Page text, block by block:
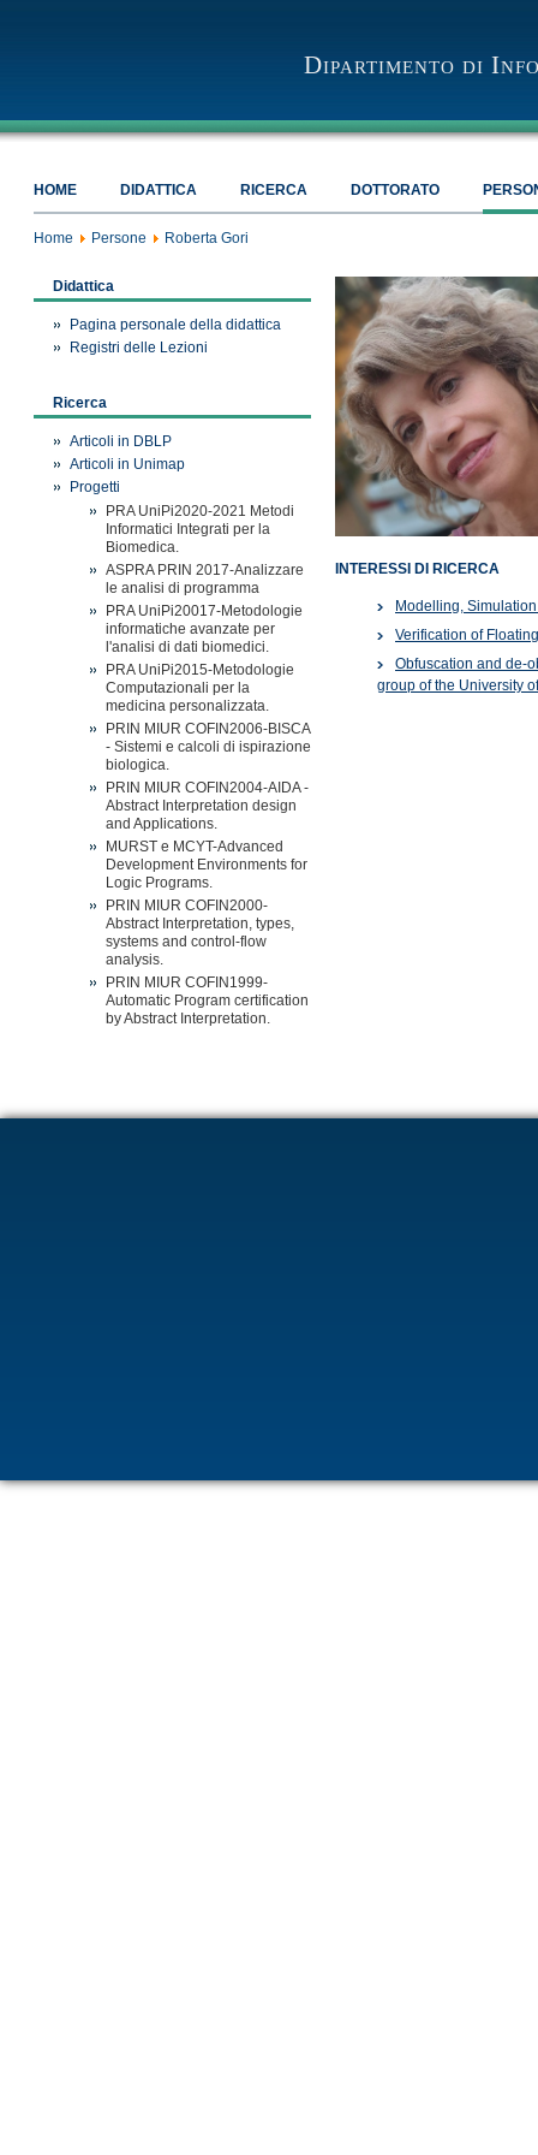
Dipartimento di
HOME DIDATTICA RICERCA DOTTORATO
Home Persone Roberta Gori
Didattica
Pagina personale della didattica
Registri delle Lezioni
Ricerca
Articoli in DBLP
Articoli in Unimap
Progetti
PRA UniPi2020-2021 Metodi
Informatici Integrati per la
Biomedica.
ASPRA PRIN 2017-Analizzare
le analisi di programma
PRA UniPi20017-Metodologie
informatiche avanzate per
l'analisi di dati biomedici.
PRA UniPi2015-Metodologie
Computazionali per la
medicina personalizzata.
PRIN MIUR COFIN2006-BISCA
- Sistemi e calcoli di ispirazione
biologica.
PRIN MIUR COFIN2004-AIDA -
Abstract Interpretation design
and Applications.
MURST e MCYT-Advanced
Development Environments for
Logic Programs.
PRIN MIUR COFIN2000-
Abstract Interpretation, types,
systems and control-flow
analysis.
PRIN MIUR COFIN1999-
Automatic Program certification
by Abstract Interpretation.
INTERESSI DI RICERCA
Modelling,
Verification of
Obfuscation and de-
group of the University